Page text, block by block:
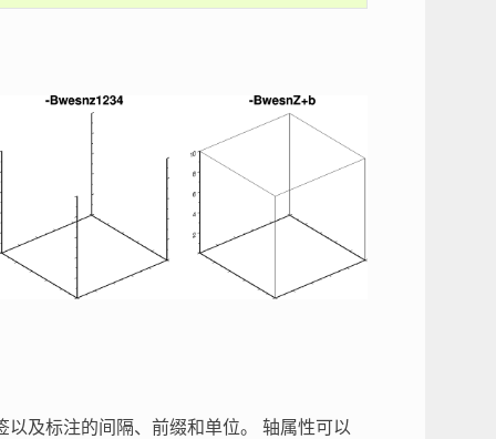
及标注的间隔、前缀和单位。 轴属性可以